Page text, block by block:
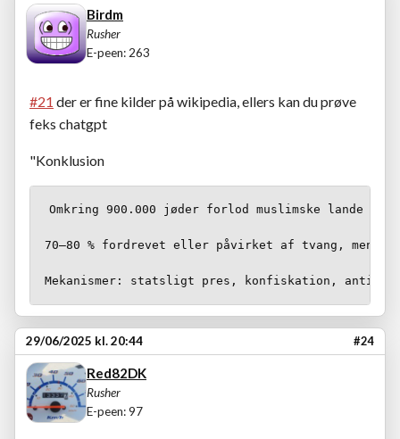
Birdm
Rusher
E-peen: 263
#21 der er fine kilder på wikipedia, ellers kan du prøve
feks chatgpt
"Konklusion
Omkring 900.000 jøder forlod muslimske lande
70–80 % fordrevet eller påvirket af tvang, mens
29/06/2025 kl. 20:44 #24
Red82DK
Rusher
E-peen: 97